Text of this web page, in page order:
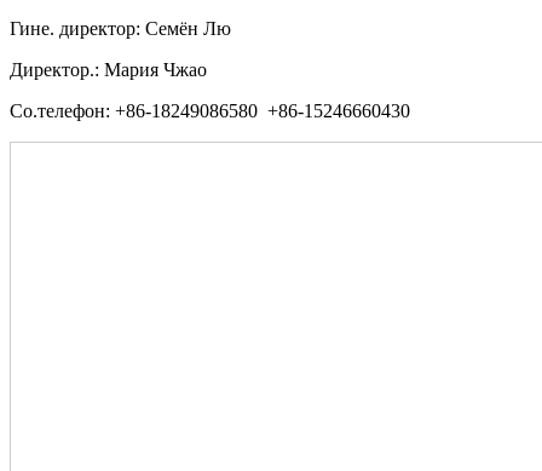
Гине. директор: Семён Лю
Директор.: Мария Чжао
Со.телефон: +86-18249086580 +86-15246660430